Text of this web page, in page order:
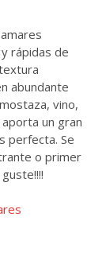
rápidas de
abundante
vino,
un gran
perfecta. Se
o primer